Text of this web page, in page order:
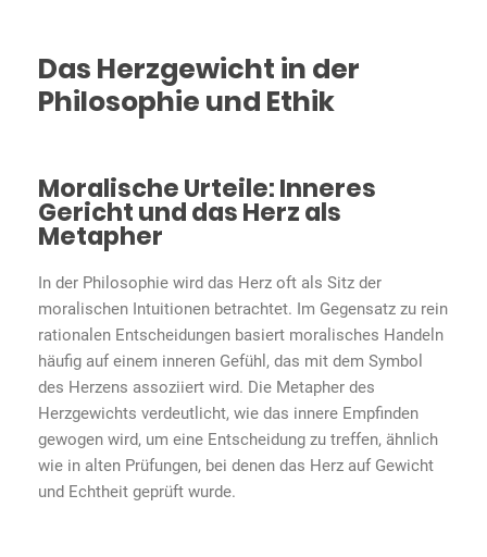
Das Herzgewicht in der
Philosophie und Ethik
Moralische Urteile: Inneres
Gericht und das Herz als
Metapher
In der Philosophie wird das Herz oft als Sitz der
moralischen Intuitionen betrachtet. Im Gegensatz zu rein
rationalen Entscheidungen basiert moralisches Handeln
häufig auf einem inneren Gefühl, das mit dem Symbol
des Herzens assoziiert wird. Die Metapher des
Herzgewichts verdeutlicht, wie das innere Empfinden
gewogen wird, um eine Entscheidung zu treffen, ähnlich
wie in alten Prüfungen, bei denen das Herz auf Gewicht
und Echtheit geprüft wurde.